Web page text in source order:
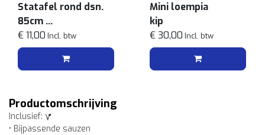
Statafel rond dsn.
85cm
Zwart/grijs
€ 11,00 Incl. btw
Mini loempia
kip
€ 30,00 Incl. btw
Productomschrijving
Inclusief:
• Bijpassende sauzen